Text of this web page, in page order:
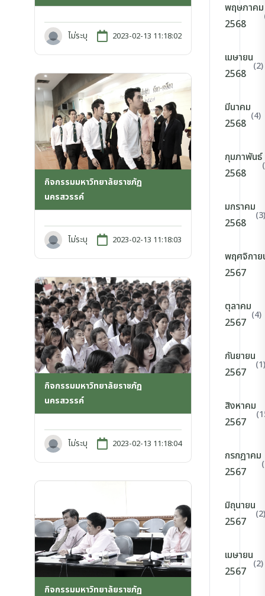
ไม่ระบุ 2023-02-13 11:18:02
กิจกรรมมหาวิทยาลัยราชภัฏ
นครสวรรค์
ไม่ระบุ 2023-02-13 11:18:03
กิจกรรมมหาวิทยาลัยราชภัฏ
นครสวรรค์
ไม่ระบุ 2023-02-13 11:18:04
กิจกรรมมหาวิทยาลัยราชภัฏ
พฤษภาคม
2568
เมษายน
2568
(2)
มีนาคม
2568
(4)
กุมภาพันธ์
2568
มกราคม
2568
(3)
พฤศจิกาย
2567
ตุลาคม
2567
(4)
กันยายน
2567
(1)
สิงหาคม
2567
กรกฎาคม
2567
มิถุนายน
2567
(2)
เมษายน
2567
(2)